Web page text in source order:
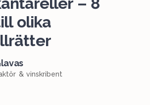
olika
& vinskribent